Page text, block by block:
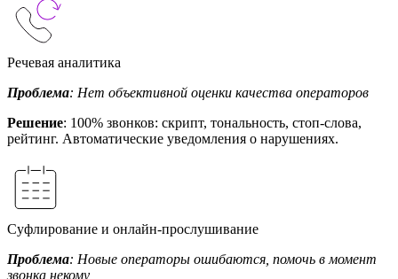
Речевая аналитика
Проблема: Нет объективной оценки качества операторов
Решение: 100% звонков: скрипт, тональность, стоп-слова,
рейтинг. Автоматические уведомления о нарушениях.
Суфлирование и онлайн-прослушивание
Проблема: Новые операторы ошибаются, помочь в момент
звонка некому